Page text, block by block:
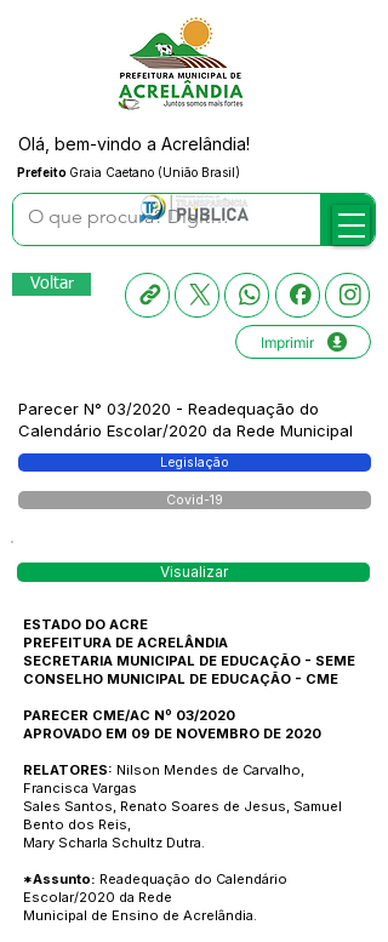
Prefeito Graia Caetano (União Brasil)
Olá, bem-vindo a Acrelândia!
Voltar
Imprimir
Parecer N° 03/2020 - Readequação do
Calendário Escolar/2020 da Rede Municipal
Legislação
Covid-19
Visualizar
ESTADO DO ACRE
PREFEITURA DE ACRELÂNDIA
SECRETARIA MUNICIPAL DE EDUCAÇÃO - SEME
CONSELHO MUNICIPAL DE EDUCAÇÃO - CME
PARECER CME/AC Nº 03/2020
APROVADO EM 09 DE NOVEMBRO DE 2020
RELATORES: Nilson Mendes de Carvalho,
Francisca Vargas
Sales Santos, Renato Soares de Jesus, Samuel
Bento dos Reis,
Mary Scharla Schultz Dutra.
*Assunto: Readequação do Calendário
Escolar/2020 da Rede
Municipal de Ensino de Acrelândia.